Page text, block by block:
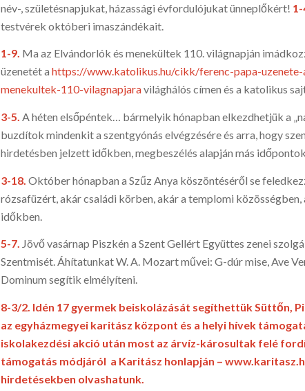
név-, születésnapjukat, házassági év­fordulójukat ünneplők­ért! 1-
testvérek októberi imaszándékait.
1-9. Ma az Elvándorlók és menekültek 110. világnapján
üzenetét a https://www.katolikus.hu/cikk/ferenc-papa-
menekultek-110-vilagnapjaravilághálós címen és a katolikus
3-5. A héten elsőpéntek… bármelyik hónapban elkezdhetjük a
buzdítok mindenkit a szentgyónás elvégzésére és ar­ra, hogy
hirdetésben jel­zett időkben, meg­beszélés alapján más
3-18. Október hónapban a Szűz Anya köszöntéséről se
rózsa­füzért, akár családi körben, akár a templomi
időkben.
5-7. Jövő vasárnap Piszkén a Szent Gellért Együttes zenei
Szent­misét. Áhítatunkat W. A. Mozart művei: G-dúr mise, Ave
Domi­num segítik elmélyíteni.
8-3/2. Idén 17 gyermek beiskolázását segíthettük Süttőn,
az egyházmegyei karitász központ és a helyi hívek
iskolakezdési akció után most az árvíz-károsultak felé
támogatás módjáról a Karitász honlapján –
hirdetésekben olvashatunk.